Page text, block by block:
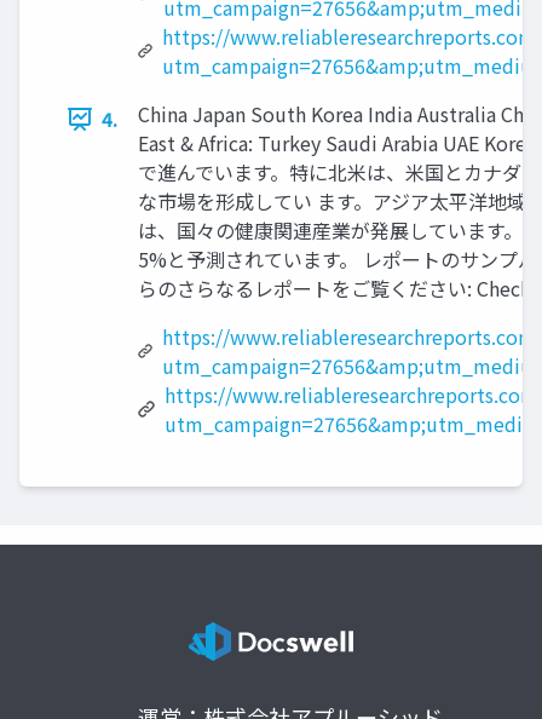
https://
4.
China Japan South Korea India Australia
East & Africa: Turkey Saudi Arabia UAE
で進んでいます。特に北米は、米国とカナダ
な市場を形成してい ます。アジア太平洋地
は、国々の健康関連産業が発展しています。
5%と予測されています。 レポートのサン
らのさらなるレポートをご覧ください:
https://
https://